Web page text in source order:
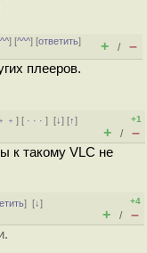
^^] [^^^] [ответить]
+ / –
плееров.
] [ · · ·][↓] [↑]
+1
+ / –
к такому VLC не
][↓]
+4
+ / –